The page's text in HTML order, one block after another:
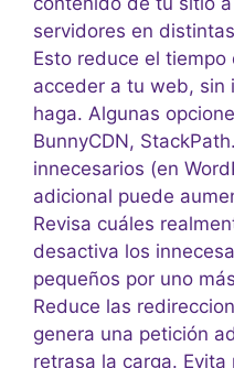
servidores en
Esto reduce el
acceder a tu web,
haga. Algunas
BunnyCDN,
innecesarios (en
adicional puede
Revisa cuáles
desactiva los
pequeños por uno
Reduce las
genera una petición
retrasa la carga. Evita